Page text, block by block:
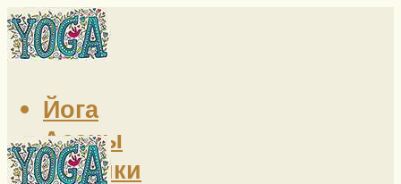
Йога
Асаны
Техники